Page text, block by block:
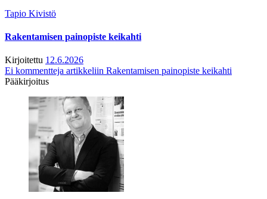
Tapio Kivistö
Rakentamisen painopiste keikahti
Kirjoitettu 12.6.2026
Ei kommentteja artikkeliin Rakentamisen painopiste keikahti
Pääkirjoitus